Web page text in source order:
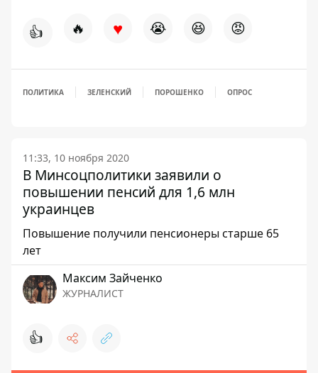
👍 🔥 ♥ 😭 😆 😡
ПОЛИТИКА ЗЕЛЕНСКИЙ ПОРОШЕНКО ОПРОС
11:33, 10 ноября 2020
В Минсоцполитики заявили о
повышении пенсий для 1,6 млн
украинцев
Повышение получили пенсионеры старше 65
лет
Максим Зайченко
ЖУРНАЛИСТ
👍